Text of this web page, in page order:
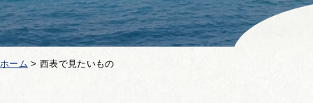
ホーム > 西表で見たいもの